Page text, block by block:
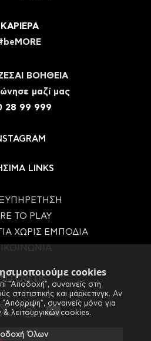
cookies
"Αποδοχή", συναινείς στη
στατιστικής και μάρκετινγκ. Αν
"Απόρριψη", συναινείς μόνο για
λειτουργικών cookies.
Όλων
ΚΑΡΙΕΡΑ
ΒΟΗΘΕΙΑ
μαζί μας
28 99 999
LINKS
TO PLAY
ΧΩΡΙΣ ΕΜΠΟΔΙΑ
US